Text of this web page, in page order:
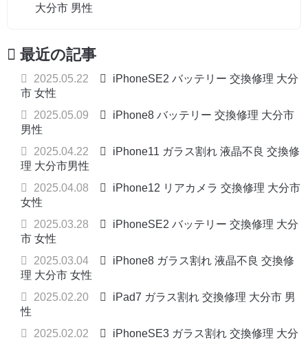
大分市 男性
最近の記事
2025.05.22
iPhoneSE2 バッテリー 交換修理 大分
市 女性
2025.05.09
iPhone8 バッテリー 交換修理 大分市
男性
2025.04.22
iPhone11 ガラス割れ 液晶不良 交換修
理 大分市男性
2025.04.08
iPhone12 リアカメラ 交換修理 大分市
女性
2025.03.28
iPhoneSE2 バッテリー 交換修理 大分
市 女性
2025.03.04
iPhone8 ガラス割れ 液晶不良 交換修
理 大分市 女性
2025.02.20
iPad7 ガラス割れ 交換修理 大分市 男
性
2025.02.02
iPhoneSE3 ガラス割れ 交換修理 大分